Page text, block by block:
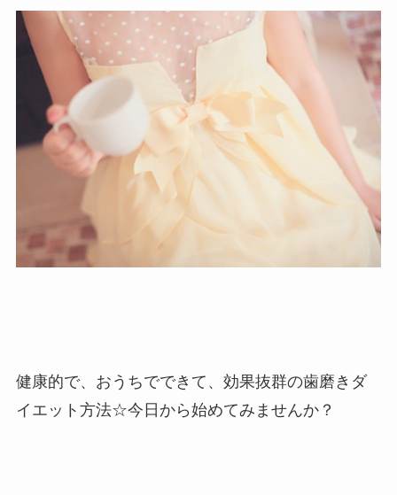
健康的で、おうちでできて、効果抜群の歯磨きダ
イエット方法☆今日から始めてみませんか？